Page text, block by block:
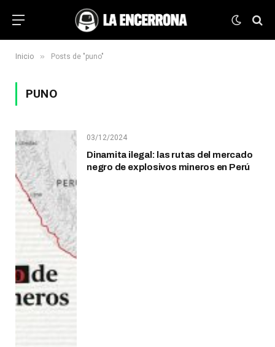
Inicio » Posts de "puno"
PUNO
03/12/2024
Dinamita ilegal: las rutas del mercado
negro de explosivos mineros en Perú